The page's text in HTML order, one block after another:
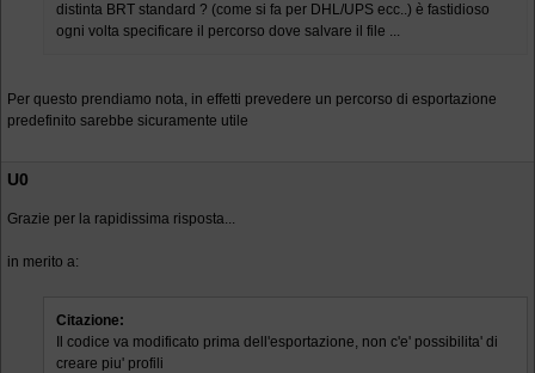
distinta BRT standard ? (come si fa per DHL/UPS ecc..) è fastidioso
ogni volta specificare il percorso dove salvare il file ...
Per questo prendiamo nota, in effetti prevedere un percorso di esportazione
predefinito sarebbe sicuramente utile
U0
Grazie per la rapidissima risposta...
in merito a:
Citazione:
Il codice va modificato prima dell'esportazione, non c'e' possibilita' di
creare piu' profili